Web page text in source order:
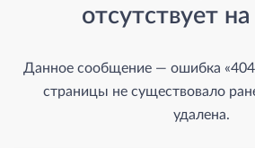
отсутствует
Данное сообщение — ошибка
страницы не существовало
удалена.